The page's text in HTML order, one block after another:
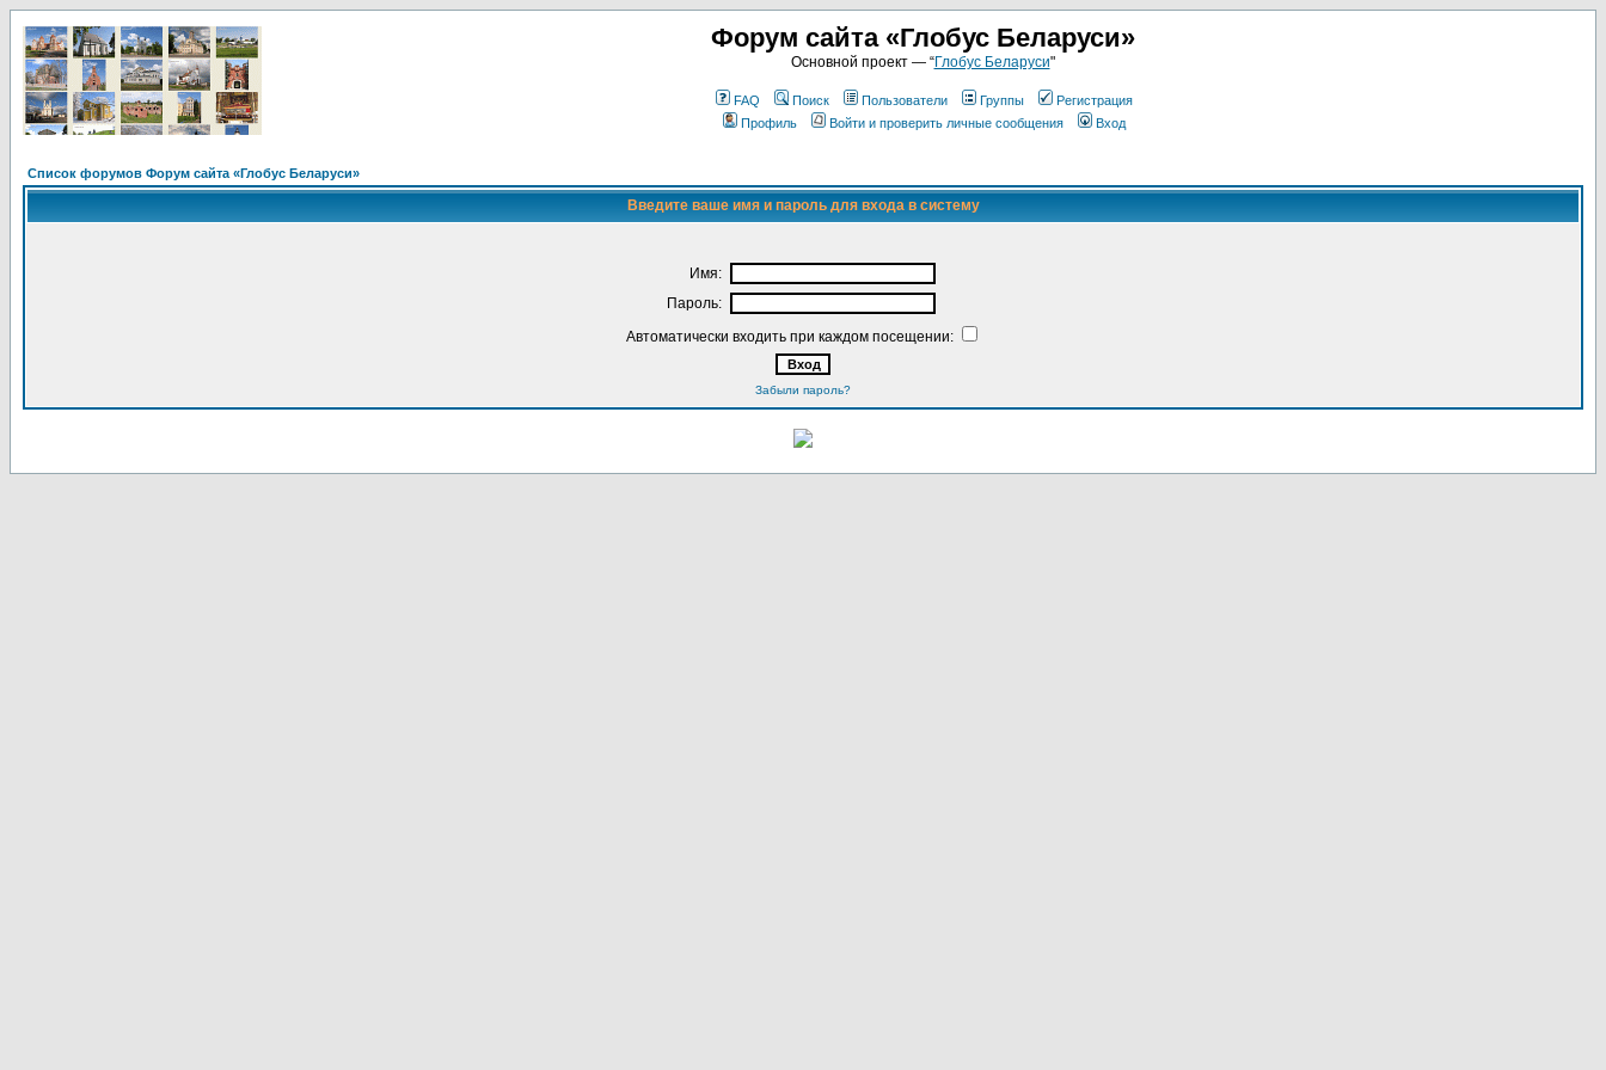
Форум сайта «Глобус Беларуси»
Основной проект — “Глобус Беларуси"
FAQ Поиск Пользователи Группы
Регистрация
Профиль
Войти и проверить личные сообщения Вход
Список форумов Форум сайта «Глобус Беларуси»
Введите ваше имя и пароль для входа в систему
Имя:
Пароль:
Автоматически входить при каждом посещении:
Забыли пароль?